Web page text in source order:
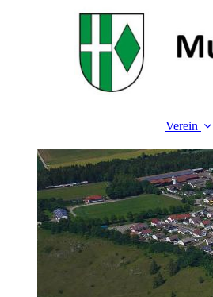
Verein